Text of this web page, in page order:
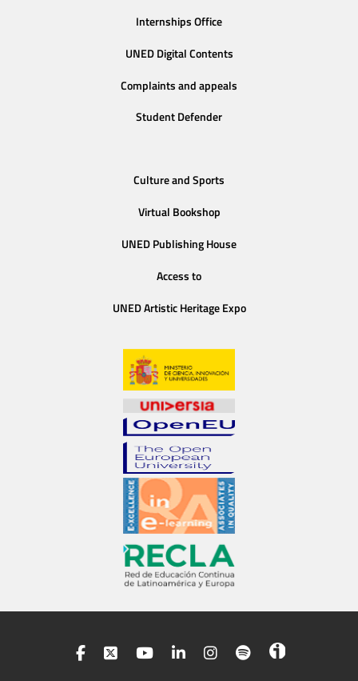
Internships Office
UNED Digital Contents
Complaints and appeals
Student Defender
Culture and Sports
Virtual Bookshop
UNED Publishing House
Access to
UNED Artistic Heritage Expo